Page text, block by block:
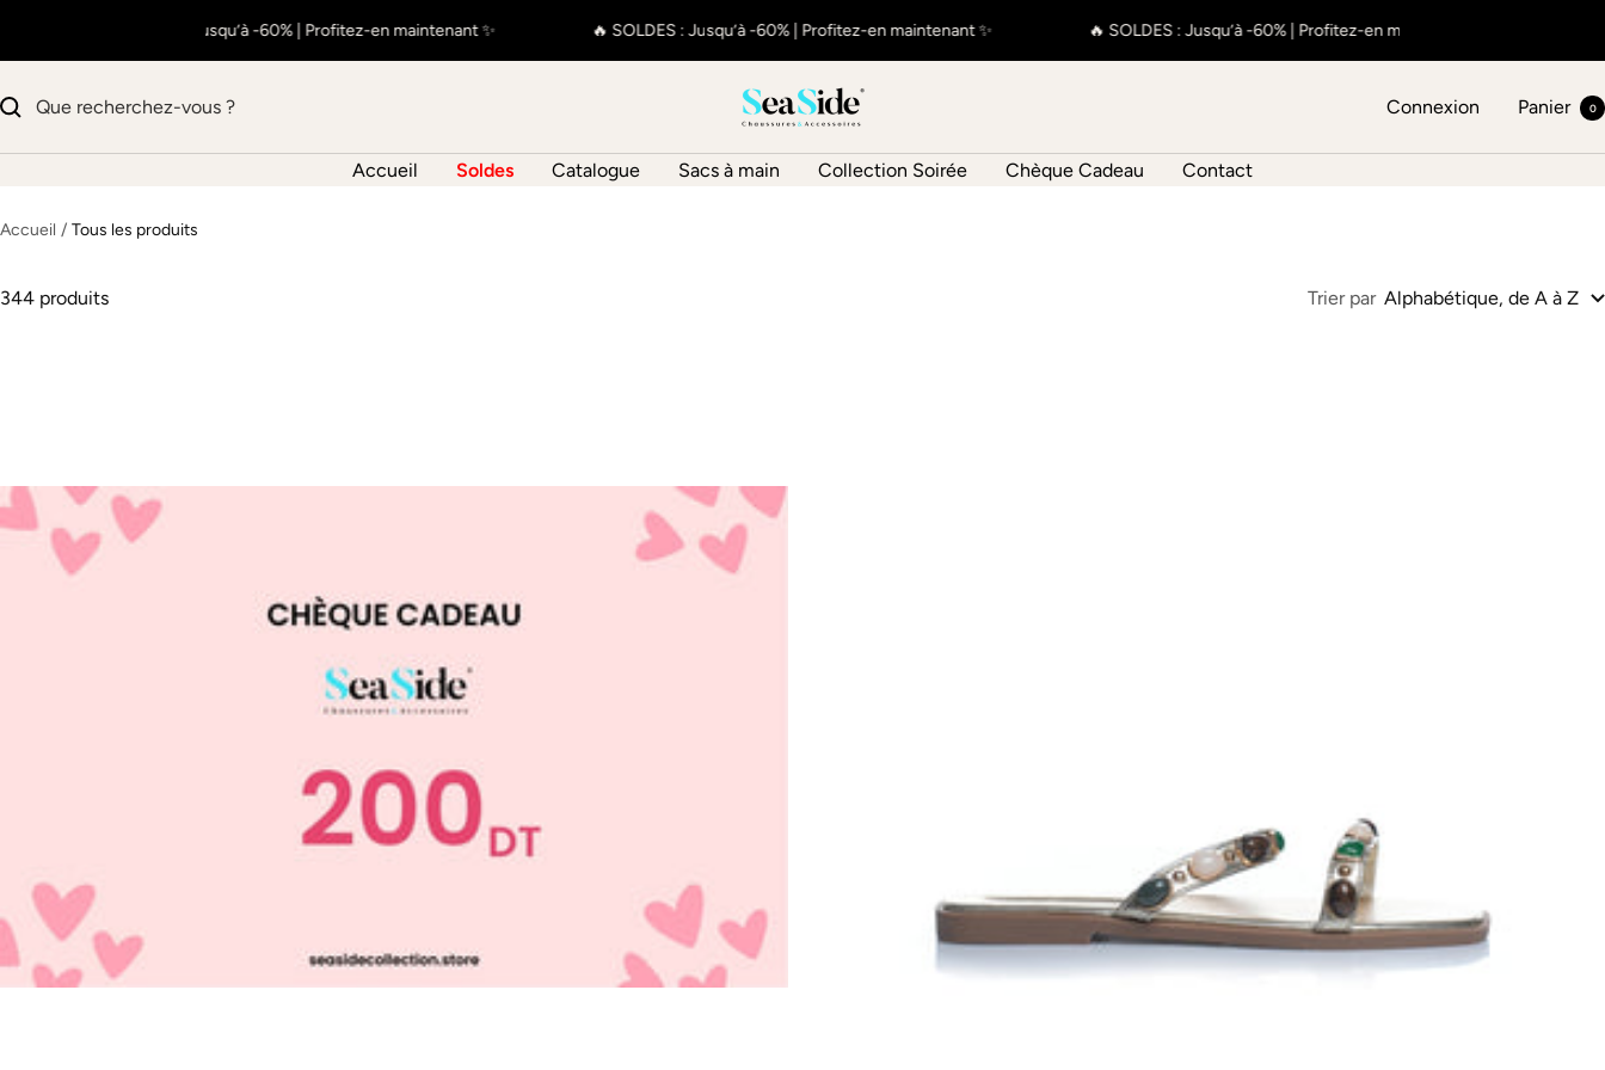
🔥 SOLDES : Jusqu’à -60% | Profitez-en maintenant ✨ 🔥 SOLDES : Jusqu’à -60% | Profitez-en maintenant ✨ 🔥 SOLDES : Jusqu’à -60% | Profitez-en maintenant ✨
SeaSide
Collection
Connexion Panier 0
Accueil Soldes Catalogue Sacs à main Collection Soirée Chèque Cadeau Contact
Accueil Tous les produits
344 produits Trier par Alphabétique, de A à Z